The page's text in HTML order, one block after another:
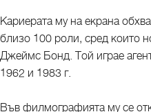
Кариерата му на екрана
близо 100 роли, сред които
Джеймс Бонд. Той играе
1962 и 1983 г.
Във филмографията му се